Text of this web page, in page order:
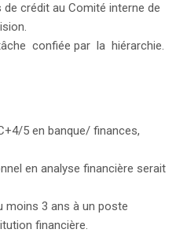
crédit au Comité interne de
confiée par la hiérarchie.
5 en banque/ finances,
en analyse financière serait
moins 3 ans à un poste
financière.